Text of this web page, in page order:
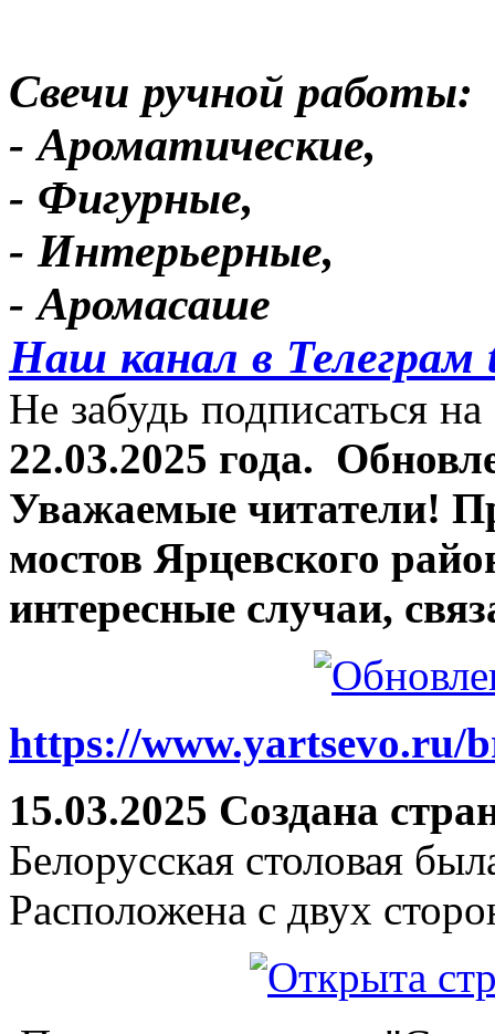
Свечи ручной работы:
- Ароматические,
- Фигурные,
- Интерьерные,
- Аромасаше
Наш канал в Телеграм
Не забудь подписаться
22.03.2025 года.
Уважаемые читатели!
мостов Ярцевского
интересные случаи,
https://www.yartsevo.ru/
15.03.2025 Создана
Белорусская столовая
Расположена с двух